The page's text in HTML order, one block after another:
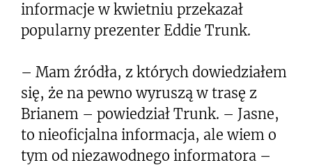
informacje w kwietniu przekazał
popularny prezenter Eddie Trunk.
– Mam źródła, z których dowiedziałem
się, że na pewno wyruszą w trasę z
Brianem – powiedział Trunk. – Jasne,
to nieoficjalna informacja, ale wiem o
tym od niezawodnego informatora –